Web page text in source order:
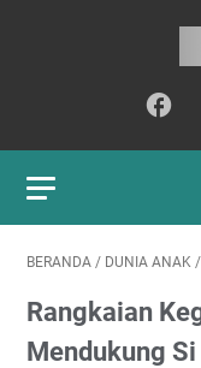
BERANDA / DUNIA ANAK /
Rangkaian
Mendukung